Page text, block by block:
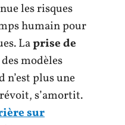
les risques
humain pour
Laprise de
modèles
plus une
s’amortit.
sur